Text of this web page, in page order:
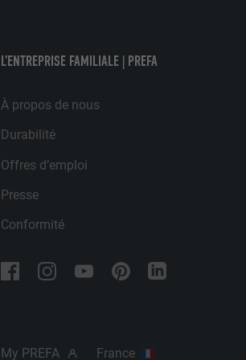
L’ENTREPRISE FAMILIALE | PREFA
À propos de nous
Durabilité
Offres d’emploi
Presse
Conformité
My PREFA France